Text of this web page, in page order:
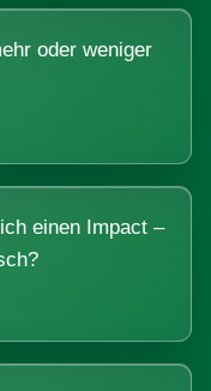
oder weniger
einen Impact –